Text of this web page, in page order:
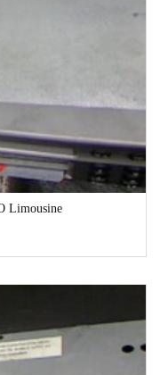
Limousine